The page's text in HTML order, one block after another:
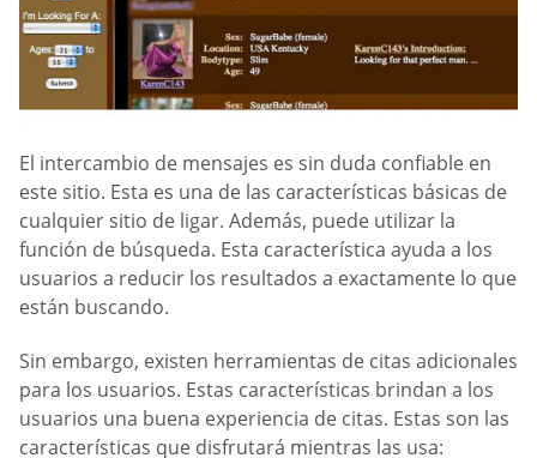
El intercambio de mensajes es sin duda confiable en
este sitio. Esta es una de las características básicas de
cualquier sitio de ligar. Además, puede utilizar la
función de búsqueda. Esta característica ayuda a los
usuarios a reducir los resultados a exactamente lo que
están buscando.
Sin embargo, existen herramientas de citas adicionales
para los usuarios. Estas características brindan a los
usuarios una buena experiencia de citas. Estas son las
características que disfrutará mientras las usa: